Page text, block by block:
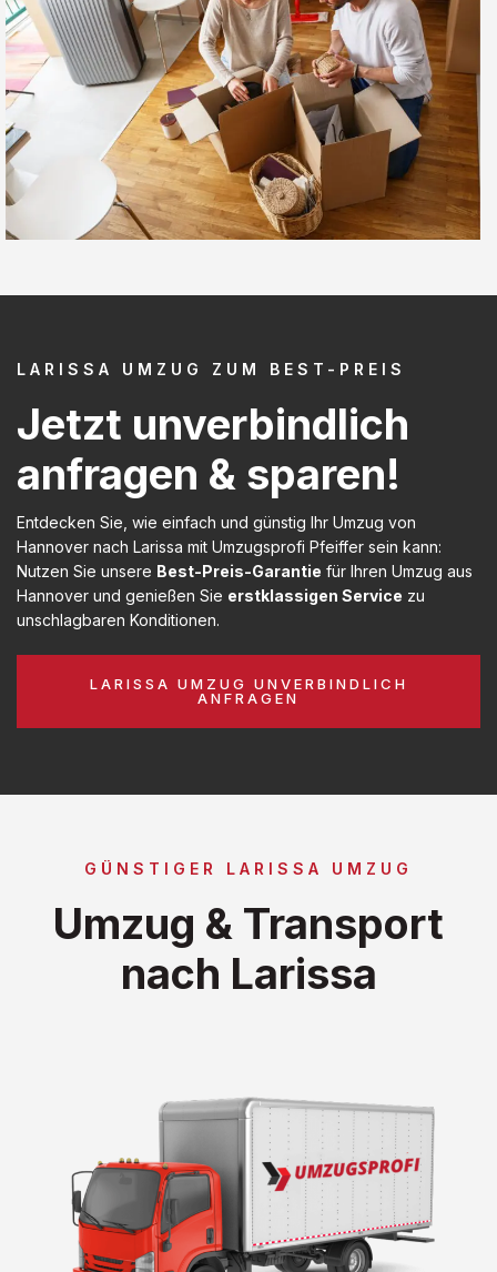
LARISSA UMZUG ZUM BEST-PREIS
Jetzt unverbindlich
anfragen & sparen!
Entdecken Sie, wie einfach und günstig Ihr Umzug von
Hannover nach Larissa mit Umzugsprofi Pfeiffer sein kann:
Nutzen Sie unsere Best-Preis-Garantie für Ihren Umzug aus
Hannover und genießen Sie erstklassigen Service zu
unschlagbaren Konditionen.
LARISSA UMZUG UNVERBINDLICH
ANFRAGEN
GÜNSTIGER LARISSA UMZUG
Umzug & Transport
nach Larissa